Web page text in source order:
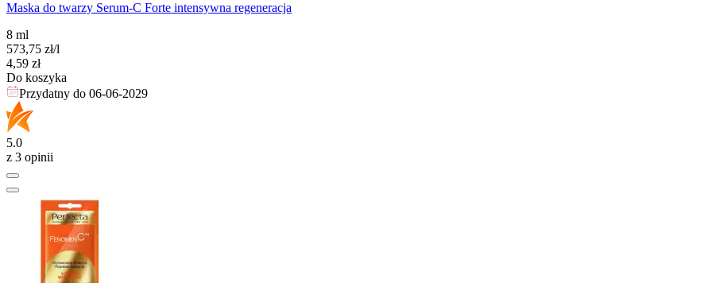
Maska do twarzy Serum-C Forte intensywna regeneracja
8 ml
573,75 zł/l
Cena
4,59 zł
Do koszyka
Przydatny do 06-06-2029
5.0
z 3 opinii